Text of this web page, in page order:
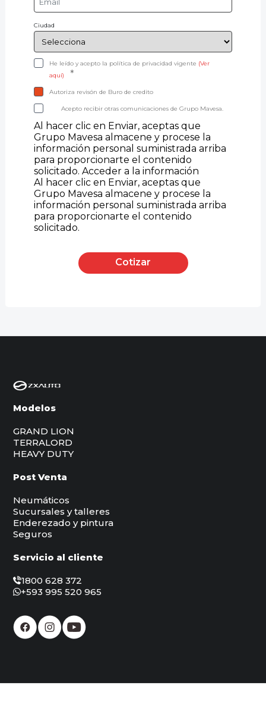
Ciudad
He leído y acepto la política de privacidad vigente (Ver
aquí)
*
Autoriza revisón de Buro de credito
Acepto recibir otras comunicaciones de Grupo Mavesa.
Al hacer clic en Enviar, aceptas que
Grupo Mavesa almacene y procese la
información personal suministrada arriba
para proporcionarte el contenido
solicitado. Acceder a la información
Al hacer clic en Enviar, aceptas que
Grupo Mavesa almacene y procese la
información personal suministrada arriba
para proporcionarte el contenido
solicitado.
Modelos
GRAND LION
TERRALORD
HEAVY DUTY
Post Venta
Neumáticos
Sucursales y talleres
Enderezado y pintura
Seguros
Servicio al cliente
1800 628 372
+593 995 520 965